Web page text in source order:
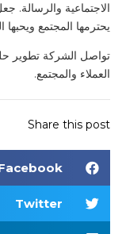
يحترمها المجتمع
تواصل الشركة تطوير
العملاء والمجتمع.
Share this post
Twitter